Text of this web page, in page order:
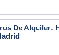
De Alquiler: